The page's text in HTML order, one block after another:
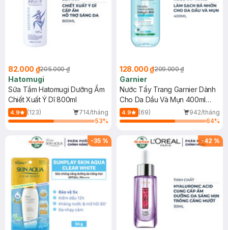
82.000 ₫205.000 ₫
Hatomugi
Sữa Tắm Hatomugi Dưỡng Ẩm
Chiết Xuất Ý Dĩ 800ml
4.9 (123)
714/tháng
53%
128.000 ₫209.000 ₫
Garnier
Nước Tẩy Trang Garnier Dành
Cho Da Dầu Và Mụn 400ml
(Mới)
4.9 (69)
942/tháng
64%
-35 % -42 %